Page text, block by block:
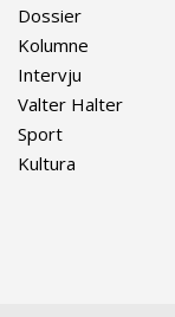
Dossier
Kolumne
Intervju
Valter Halter
Sport
Kultura